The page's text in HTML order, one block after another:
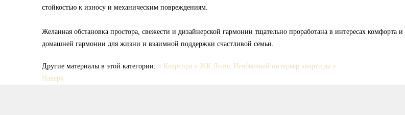
стойкостью к износу и механическим повреждениям.
Желанная обстановка простора, свежести и дизайнерской гармонии тщательно проработана в интересах
домашней гармонии для жизни и взаимной поддержки счастливой семьи.
Другие материалы в этой категории: « Квартира в ЖК Лотос Необычный интерьер квартиры »
Наверх